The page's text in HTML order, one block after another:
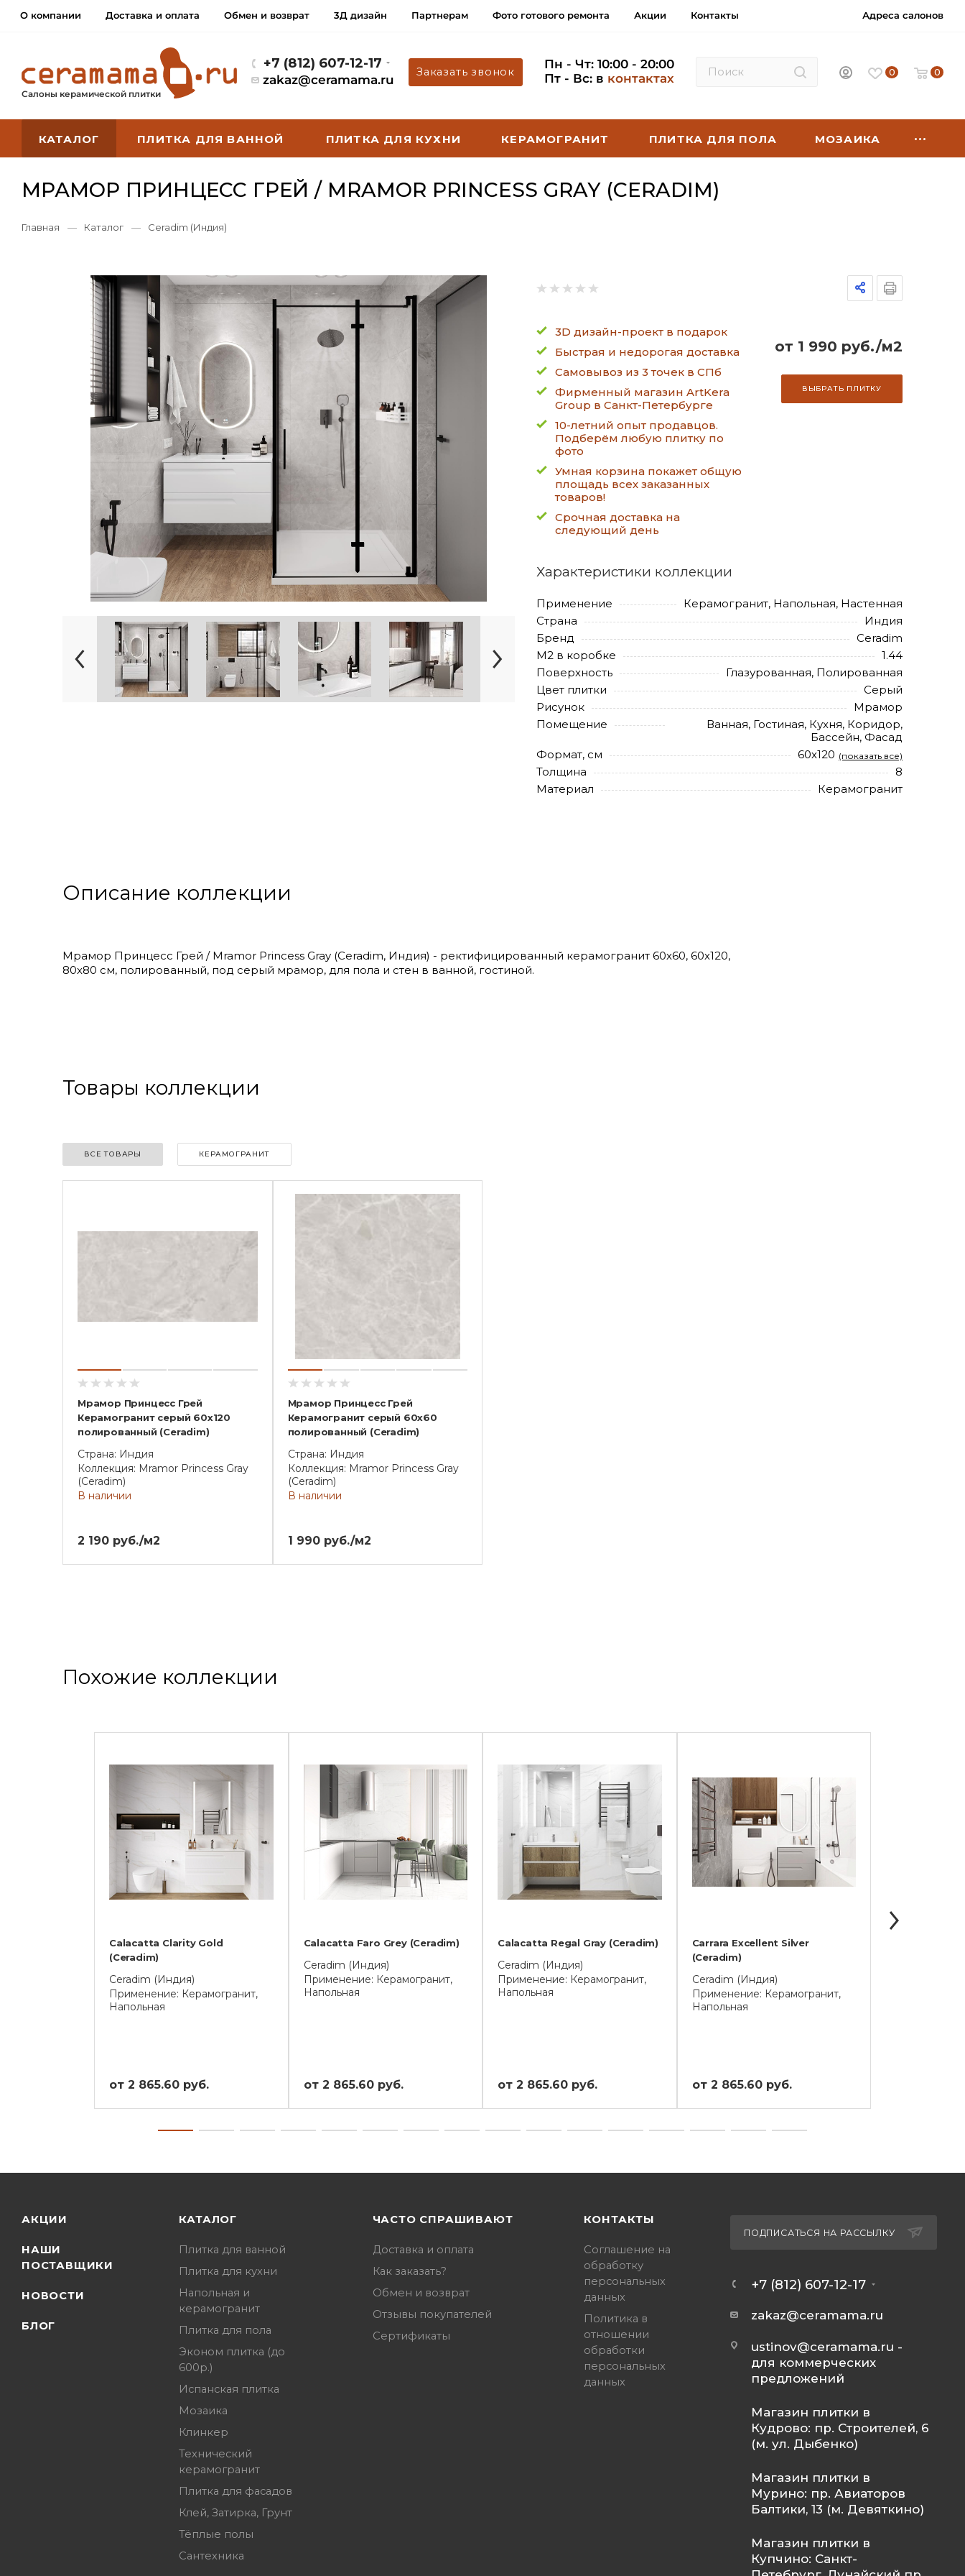
О компании Доставка и оплата Обмен и возврат 3Д дизайн Партнерам Фото готового ремонта Акции Контакты Адреса салонов
Салоны керамической плитки
+7 (812) 607-12-17
zakaz@ceramama.ru
Заказать звонок
Пн - Чт: 10:00 - 20:00
Пт - Вс: в контактах 0 0
КАТАЛОГ ПЛИТКА ДЛЯ ВАННОЙ ПЛИТКА ДЛЯ КУХНИ КЕРАМОГРАНИТ ПЛИТКА ДЛЯ ПОЛА МОЗАИКА
МРАМОР ПРИНЦЕСС ГРЕЙ / MRAMOR PRINCESS GRAY (CERADIM)
Главная — Каталог — Ceradim (Индия)
3D дизайн-проект в подарок
Быстрая и недорогая доставка
Самовывоз из 3 точек в СПб
Фирменный магазин ArtKera
Group в Санкт-Петербурге
10-летний опыт продавцов.
Подберём любую плитку по
фото
Умная корзина покажет общую
площадь всех заказанных
товаров!
Срочная доставка на
следующий день
от 1 990 руб./м2
ВЫБРАТЬ ПЛИТКУ
Характеристики коллекции
Применение
Керамогранит, Напольная, Настенная
Страна
Индия
Бренд
Ceradim
М2 в коробке
1.44
Поверхность
Глазурованная, Полированная
Цвет плитки
Серый
Рисунок
Мрамор
Помещение
Ванная, Гостиная, Кухня, Коридор,
Бассейн, Фасад
Формат, см
60х120 (показать все)
Толщина
8
Материал
Керамогранит
Описание коллекции
Мрамор Принцесс Грей / Mramor Princess Gray (Ceradim, Индия) - ректифицированный керамогранит 60х60, 60х120,
80х80 см, полированный, под серый мрамор, для пола и стен в ванной, гостиной.
Товары коллекции
ВСЕ ТОВАРЫ КЕРАМОГРАНИТ
Мрамор Принцесс Грей
Керамогранит серый 60х120
полированный (Ceradim)
Страна: Индия
Коллекция: Mramor Princess Gray
(Ceradim)
В наличии
2 190 руб./м2
Мрамор Принцесс Грей
Керамогранит серый 60х60
полированный (Ceradim)
Страна: Индия
Коллекция: Mramor Princess Gray
(Ceradim)
В наличии
1 990 руб./м2
Похожие коллекции
Calacatta Clarity Gold
(Ceradim)
Ceradim (Индия)
Применение: Керамогранит,
Напольная
от 2 865.60 руб.
Calacatta Faro Grey (Ceradim)
Ceradim (Индия)
Применение: Керамогранит,
Напольная
от 2 865.60 руб.
Calacatta Regal Gray (Ceradim)
Ceradim (Индия)
Применение: Керамогранит,
Напольная
от 2 865.60 руб.
Carrara Excellent Silver
(Ceradim)
Ceradim (Индия)
Применение: Керамогранит,
Напольная
от 2 865.60 руб.
АКЦИИ
НАШИ
ПОСТАВЩИКИ
НОВОСТИ
БЛОГ
КАТАЛОГ
Плитка для ванной
Плитка для кухни
Напольная и
керамогранит
Плитка для пола
Эконом плитка (до
600р.)
Испанская плитка
Мозаика
Клинкер
Технический
керамогранит
Плитка для фасадов
Клей, Затирка, Грунт
Тёплые полы
Сантехника
ЧАСТО СПРАШИВАЮТ
Доставка и оплата
Как заказать?
Обмен и возврат
Отзывы покупателей
Сертификаты
КОНТАКТЫ
Соглашение на
обработку
персональных
данных
Политика в
отношении
обработки
персональных
данных
ПОДПИСАТЬСЯ НА РАССЫЛКУ
+7 (812) 607-12-17
zakaz@ceramama.ru
ustinov@ceramama.ru -
для коммерческих
предложений
Магазин плитки в
Кудрово: пр. Строителей, 6
(м. ул. Дыбенко)
Магазин плитки в
Мурино: пр. Авиаторов
Балтики, 13 (м. Девяткино)
Магазин плитки в
Купчино: Санкт-